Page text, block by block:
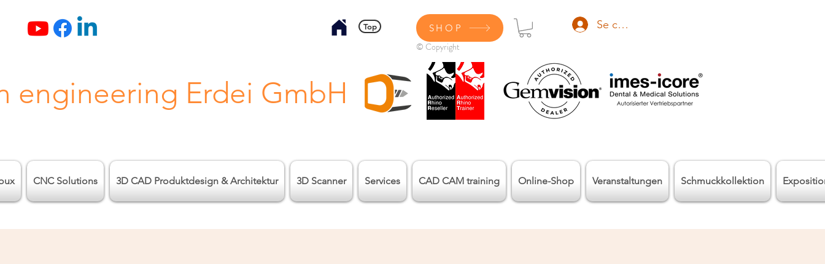
Top SHOP Se connecter
© Copyright
engineering Erdei GmbH
CNC Solutions 3D CAD Produktdesign & Architektur 3D Scanner Services CAD CAM training Online-Shop Veranstaltungen Schmuckkollektion